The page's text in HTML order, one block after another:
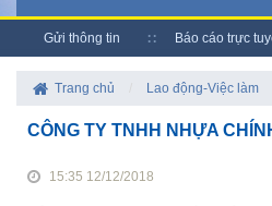
Gửi thông tin Báo cáo trực
Trang chủ Lao động-Việc làm
CÔNG TY TNHH NHỰA
15:35 12/12/2018